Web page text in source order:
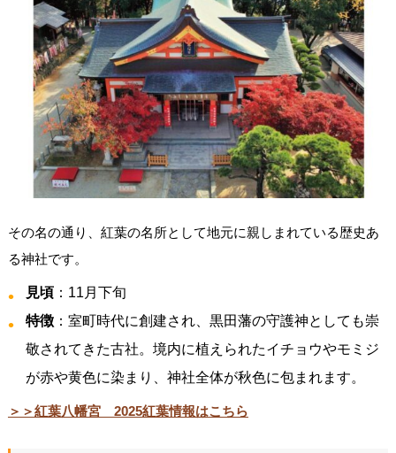
その名の通り、紅葉の名所として地元に親しまれている歴史あ
る神社です。
見頃：11月下旬
特徴：室町時代に創建され、黒田藩の守護神としても崇
敬されてきた古社。境内に植えられたイチョウやモミジ
が赤や黄色に染まり、神社全体が秋色に包まれます。
＞＞紅葉八幡宮 2025紅葉情報はこちら